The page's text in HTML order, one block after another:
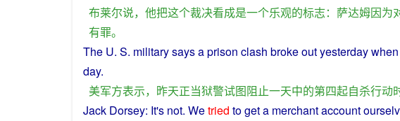
布莱尔说， 他把这个裁决看成是一个乐观的标志： 萨达姆因为
有罪。
The U. S. militarysaysaprison clash brokeoutyesterdaywhen
day.
美军方表示， 昨天正当狱警试图阻止一天中的第四起自杀行动
Jack Dorsey: It's not. Wetried togeta merchantaccount